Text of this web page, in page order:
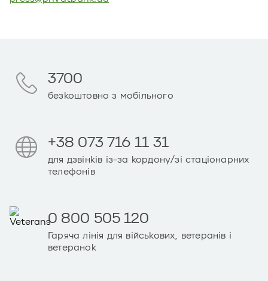
3700
безкоштовно з мобільного
+38 073 716 11 31
для дзвінків із-за кордону/зі стаціонарних
телефонів
0 800 505 120
Гаряча лінія для військових, ветеранів і
ветеранок